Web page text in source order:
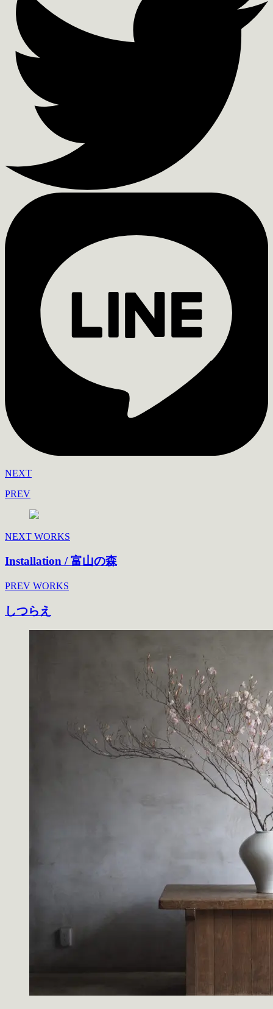
NEXT
PREV
NEXT WORKS
Installation / 富山の森
PREV WORKS
しつらえ